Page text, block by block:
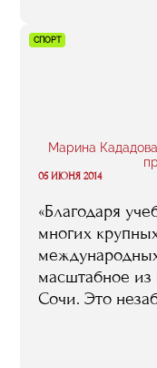
например,
финансовом
бухгалтерском
составлять
обучения
Раньше этого
СПОРТ
Марина
05 ИЮНЯ 2014
«Благодаря
многих
масштабное
Сочи. Это